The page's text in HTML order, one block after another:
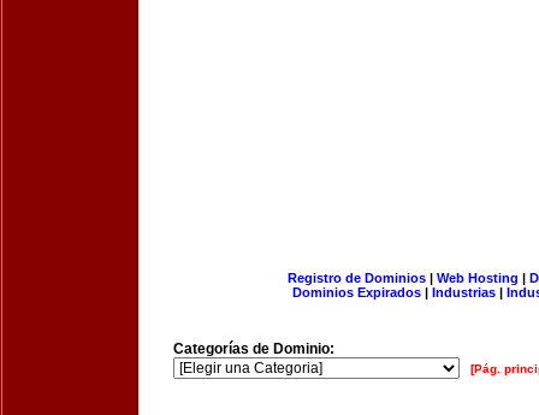
Registro de Dominios| Web Hosting |
Dominios Expirados | Industrias |
Categorías de Dominio:
[Pág.